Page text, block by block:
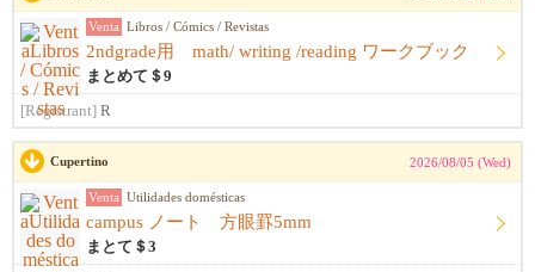
Venta Libros / Cómics / Revistas
2ndgrade用 math/ writing /reading ワークブック
まとめて＄9
[Registrant] R
Cupertino 2026/08/05 (Wed)
Venta Utilidades domésticas
campus ノート 方眼罫5mm
まとて＄3